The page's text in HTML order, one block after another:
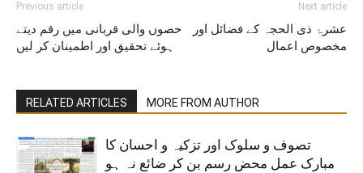
Previous article
حصوں والی قربانی میں رقم دیتے
ہوئے تحقیق اور اطمینان کر لیں
Next article
عشرۂ ذی الحجہ کے فضائل اور
مخصوص اعمال
RELATED ARTICLES MORE FROM AUTHOR
تصوف و سلوک اور تزکیہ و احسان کا
مبارک عمل محض رسم بن کر ضائع نہ ہو